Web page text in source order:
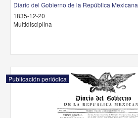
Diario del Gobierno de la República Mexicana
1835-12-20
Multidisciplina
Publicación periódica